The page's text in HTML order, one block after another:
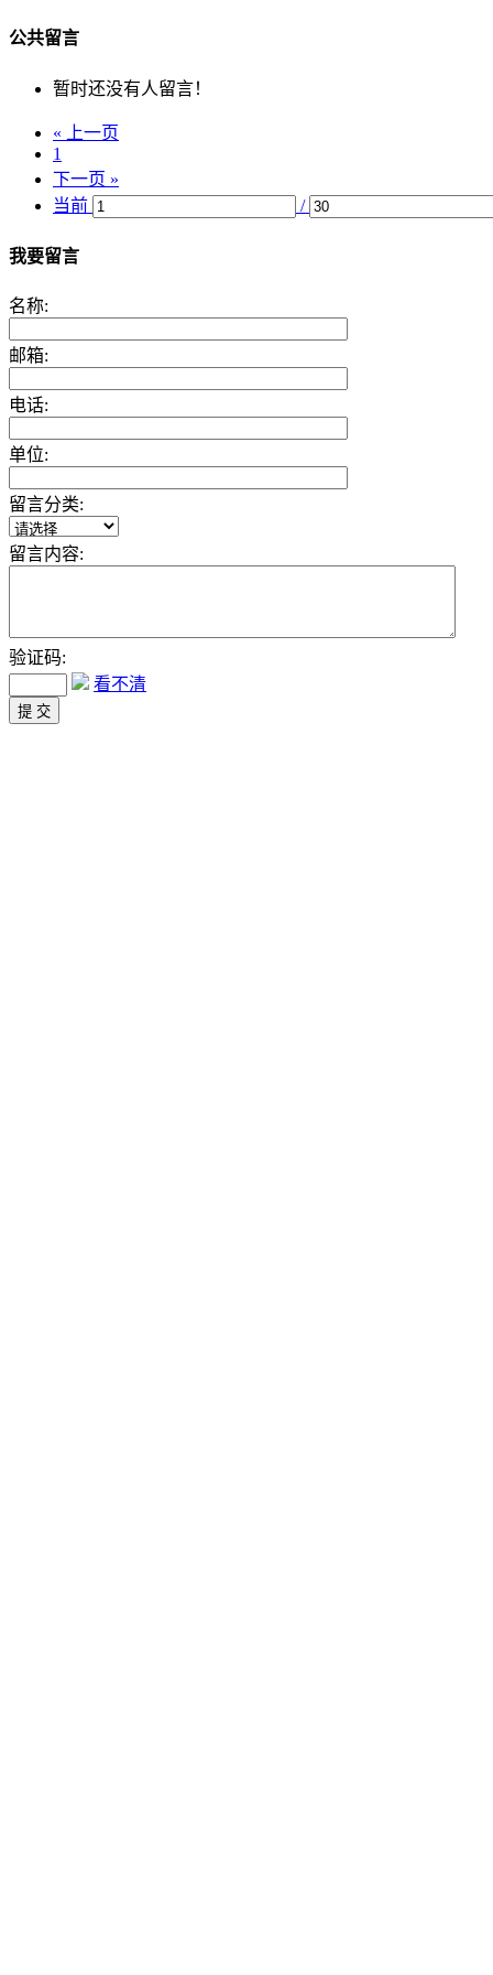
公共留言
暂时还没有人留言！
« 上一页
1
下一页 »
当前
/
我要留言
名称:
邮箱:
电话:
单位:
留言分类:
留言内容:
验证码:
看不清